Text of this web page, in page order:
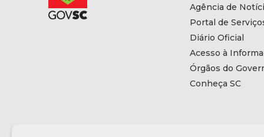
Agência de
Portal de
Diário Oficial
Acesso à
Órgãos do
Conheça SC